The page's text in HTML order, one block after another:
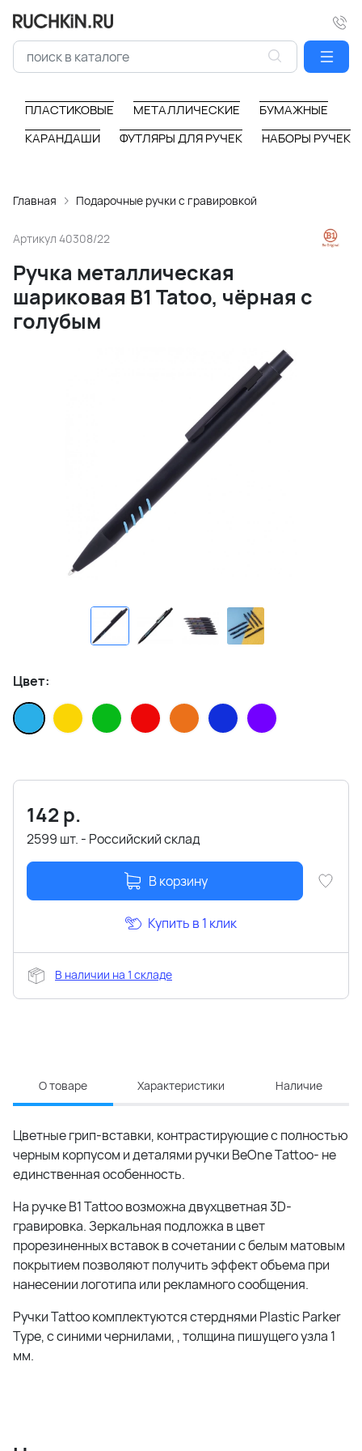
ПЛАСТИКОВЫЕ МЕТАЛЛИЧЕСКИЕ
БУМАЖНЫЕ
КАРАНДАШИ
ФУТЛЯРЫ ДЛЯ РУЧЕК НАБОРЫ РУЧЕК
Главная Подарочные ручки с гравировкой
Артикул 40308/22
Ручка металлическая
шариковая B1 Tatoo, чёрная с
голубым
Цвет:
142 р.
2599 шт. - Российский склад
В корзину
Купить в 1 клик
В наличии на 1 складе
О товаре Характеристики Наличие
Цветные грип-вставки, контрастирующие с полностью
черным корпусом и деталями ручки BeOne Tattoo- не
единственная особенность.
На ручке B1 Tattoo возможна двухцветная 3D-
гравировка. Зеркальная подложка в цвет
прорезиненных вставок в сочетании с белым матовым
покрытием позволяют получить эффект объема при
нанесении логотипа или рекламного сообщения.
Ручки Tattoo комплектуются стерднями Plastic Parker
Type, с синими чернилами, , толщина пишущего узла 1
мм.